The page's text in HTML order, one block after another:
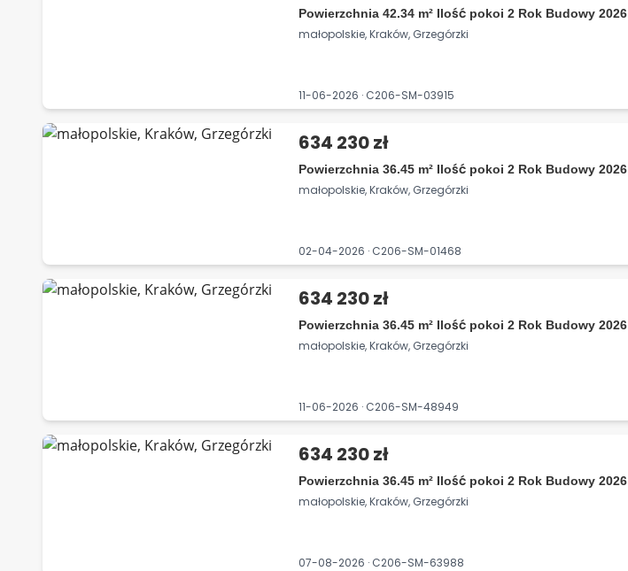
Powierzchnia 42.34 m² Ilość pokoi 2 Rok Budowy 2026
małopolskie, Kraków, Grzegórzki
11-06-2026 · C206-SM-03915
634 230 zł
Powierzchnia 36.45 m² Ilość pokoi 2 Rok Budowy 2026
małopolskie, Kraków, Grzegórzki
02-04-2026 · C206-SM-01468
634 230 zł
Powierzchnia 36.45 m² Ilość pokoi 2 Rok Budowy 2026
małopolskie, Kraków, Grzegórzki
11-06-2026 · C206-SM-48949
634 230 zł
Powierzchnia 36.45 m² Ilość pokoi 2 Rok Budowy 2026
małopolskie, Kraków, Grzegórzki
07-08-2026 · C206-SM-63988